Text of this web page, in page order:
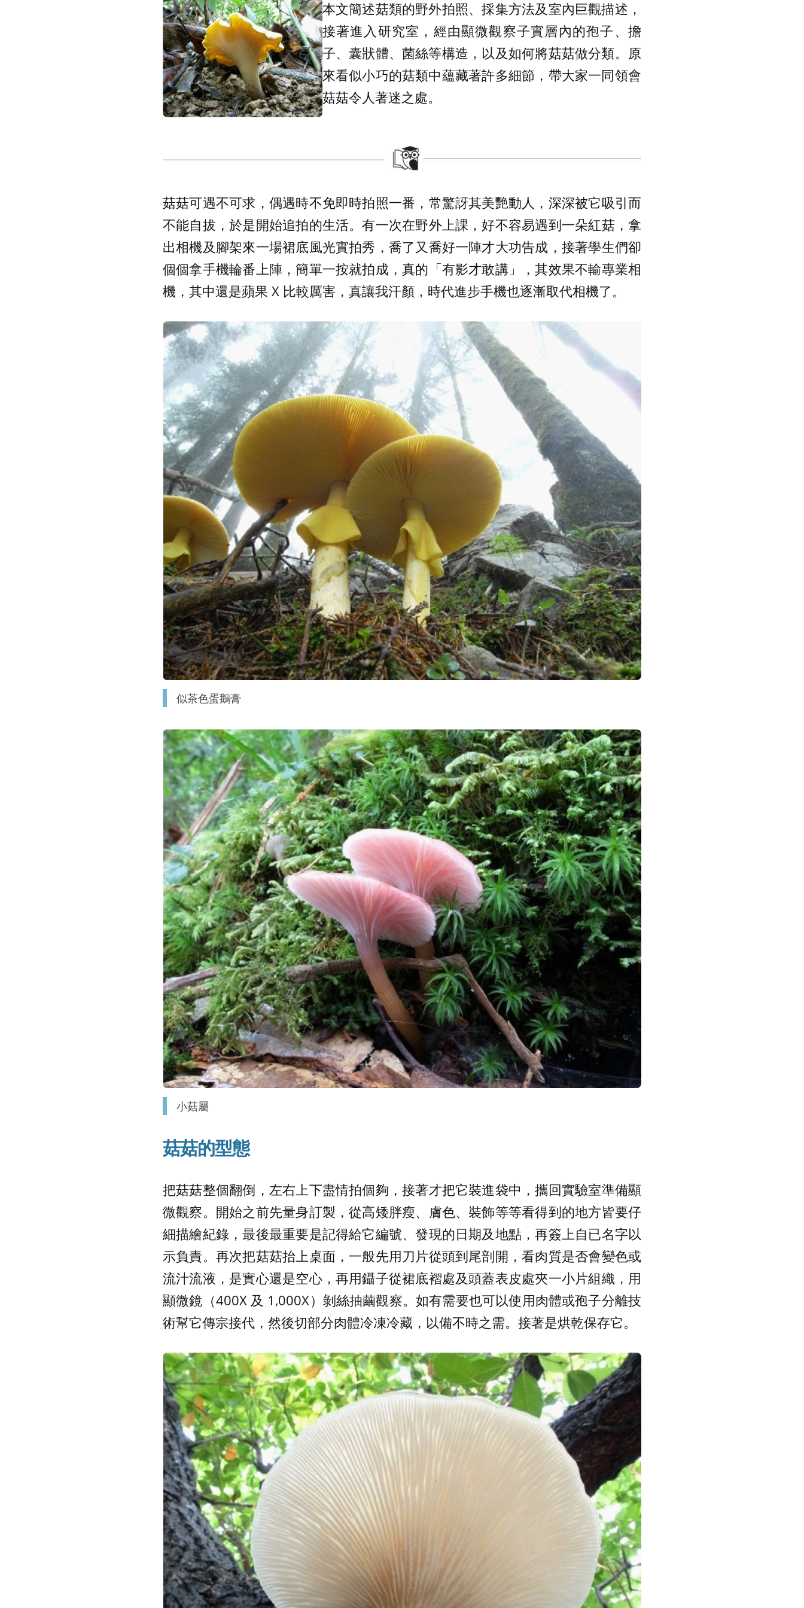
本文簡述菇類的野外拍照、採集方法及室內巨觀描述，
接著進入研究室，經由顯微觀察子實層內的孢子、擔
子、囊狀體、菌絲等構造，以及如何將菇菇做分類。原
來看似小巧的菇類中蘊藏著許多細節，帶大家一同領會
菇菇令人著迷之處。
菇菇可遇不可求，偶遇時不免即時拍照一番，常驚訝其美艷動人，深深被它吸引而
不能自拔，於是開始追拍的生活。有一次在野外上課，好不容易遇到一朵紅菇，拿
出相機及腳架來一場裙底風光實拍秀，喬了又喬好一陣才大功告成，接著學生們卻
個個拿手機輪番上陣，簡單一按就拍成，真的「有影才敢講」，其效果不輸專業相
機，其中還是蘋果 X 比較厲害，真讓我汗顏，時代進步手機也逐漸取代相機了。
似茶色蛋鵝膏
小菇屬
菇菇的型態
把菇菇整個翻倒，左右上下盡情拍個夠，接著才把它裝進袋中，攜回實驗室準備顯
微觀察。開始之前先量身訂製，從高矮胖瘦、膚色、裝飾等等看得到的地方皆要仔
細描繪紀錄，最後最重要是記得給它編號、發現的日期及地點，再簽上自已名字以
示負責。再次把菇菇抬上桌面，一般先用刀片從頭到尾剖開，看肉質是否會變色或
流汁流液，是實心還是空心，再用鑷子從裙底褶處及頭蓋表皮處夾一小片組織，用
顯微鏡（400X 及 1,000X）剝絲抽繭觀察。如有需要也可以使用肉體或孢子分離技
術幫它傳宗接代，然後切部分肉體冷凍冷藏，以備不時之需。接著是烘乾保存它。